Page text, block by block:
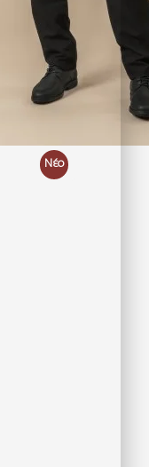
Νέο